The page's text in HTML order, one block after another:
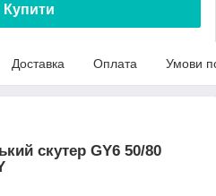
Купити
Доставка Оплата Умови
скутер GY6 50/80